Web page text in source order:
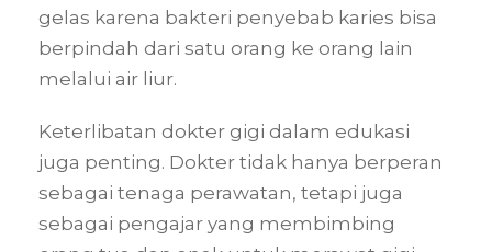
gelas karena bakteri penyebab karies bisa
berpindah dari satu orang ke orang lain
melalui air liur.
Keterlibatan dokter gigi dalam edukasi
juga penting. Dokter tidak hanya berperan
sebagai tenaga perawatan, tetapi juga
sebagai pengajar yang membimbing